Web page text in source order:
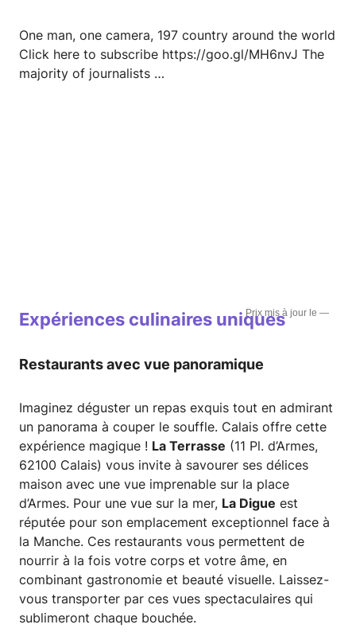
One man, one camera, 197 country around the world
Click here to subscribe https://goo.gl/MH6nvJ The
majority of journalists …
—
Expériences culinaires uniques
Restaurants avec vue panoramique
Imaginez déguster un repas exquis tout en admirant
un panorama à couper le souffle. Calais offre cette
expérience magique ! La Terrasse (11 Pl. d’Armes,
62100 Calais) vous invite à savourer ses délices
maison avec une vue imprenable sur la place
d’Armes. Pour une vue sur la mer, La Digue est
réputée pour son emplacement exceptionnel face à
la Manche. Ces restaurants vous permettent de
nourrir à la fois votre corps et votre âme, en
combinant gastronomie et beauté visuelle. Laissez-
vous transporter par ces vues spectaculaires qui
sublimeront chaque bouchée.